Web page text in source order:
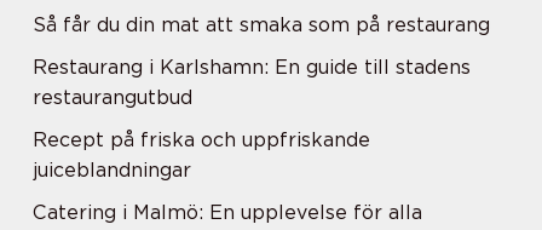
Så får du din mat att smaka som på restaurang
Restaurang i Karlshamn: En guide till stadens
restaurangutbud
Recept på friska och uppfriskande
juiceblandningar
Catering i Malmö: En upplevelse för alla